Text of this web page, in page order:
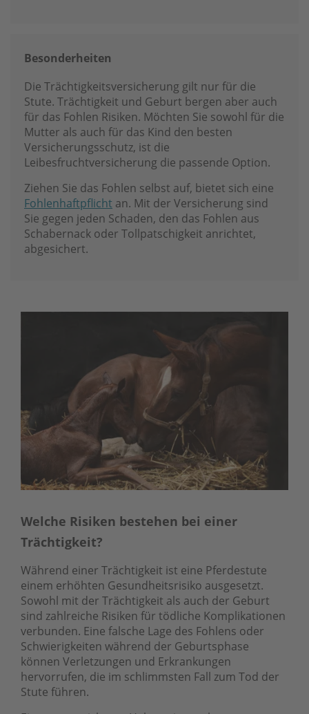
Besonderheiten
Die Trächtigkeitsversicherung gilt nur für die
Stute. Trächtigkeit und Geburt bergen aber auch
für das Fohlen Risiken. Möchten Sie sowohl für die
Mutter als auch für das Kind den besten
Versicherungsschutz, ist die
Leibesfruchtversicherung die passende Option.
Ziehen Sie das Fohlen selbst auf, bietet sich eine
Fohlenhaftpflicht an. Mit der Versicherung sind
Sie gegen jeden Schaden, den das Fohlen aus
Schabernack oder Tollpatschigkeit anrichtet,
abgesichert.
Welche Risiken bestehen bei einer
Trächtigkeit?
Während einer Trächtigkeit ist eine Pferdestute
einem erhöhten Gesundheitsrisiko ausgesetzt.
Sowohl mit der Trächtigkeit als auch der Geburt
sind zahlreiche Risiken für tödliche Komplikationen
verbunden. Eine falsche Lage des Fohlens oder
Schwierigkeiten während der Geburtsphase
können Verletzungen und Erkrankungen
hervorrufen, die im schlimmsten Fall zum Tod der
Stute führen.